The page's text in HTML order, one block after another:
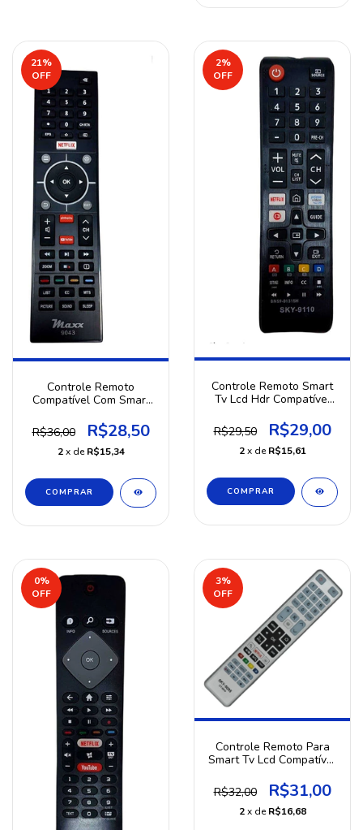
21%
OFF
Controle Remoto
Compatível Com Smart
R$36,00
R$28,50
2 x deR$15,34
2%
OFF
Controle Remoto Smart
Tv Lcd Hdr Compatível
R$29,50
R$29,00
2 x deR$15,61
0%
OFF
3%
OFF
Controle Remoto Para
Smart Tv Lcd Compatível
R$32,00
R$31,00
2 x deR$16,68